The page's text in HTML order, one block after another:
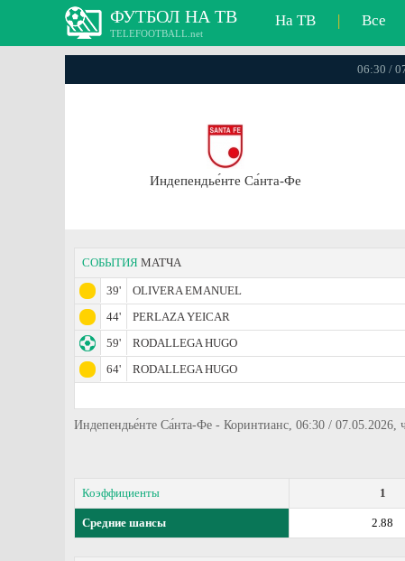
ФУТБОЛ НА ТВ
TELEFOOTBALL.net
На ТВ | Все
06:30 /
Индепендье́нте Са́нта-Фе
СОБЫТИЯ МАТЧА
39'
OLIVERA EMANUEL
44'
PERLAZA YEICAR
59'
RODALLEGA HUGO
64'
RODALLEGA HUGO
Индепендье́нте Са́нта-Фе - Коринтианс, 06:30 / 07.05.2026,
Коэффициенты 1
Средние шансы 2.88